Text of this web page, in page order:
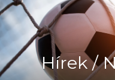
Hírek /